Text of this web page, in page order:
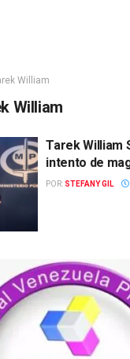
William
William
Tarek William
intento de
POR: STEFANY GIL